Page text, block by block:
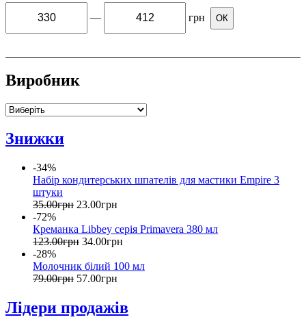
— грн ОК
Виробник
Знижки
-34%
Набір кондитерських шпателів для мастики Empire 3
штуки
35.00грн 23.00грн
-72%
Креманка Libbey серія Primavera 380 мл
123.00грн 34.00грн
-28%
Молочник білий 100 мл
79.00грн 57.00грн
Лідери продажів